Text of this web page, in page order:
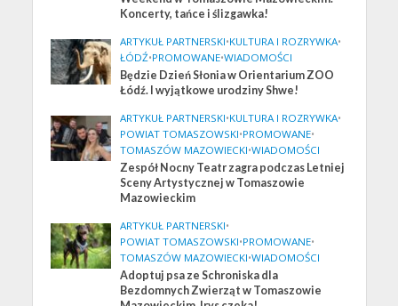
Koncerty, tańce i ślizgawka!
ARTYKUŁ PARTNERSKI•KULTURA I ROZRYWKA•
ŁÓDŹ•PROMOWANE•WIADOMOŚCI
Będzie Dzień Słonia w Orientarium ZOO
Łódź. I wyjątkowe urodziny Shwe!
ARTYKUŁ PARTNERSKI•KULTURA I ROZRYWKA•
POWIAT TOMASZOWSKI•PROMOWANE•
TOMASZÓW MAZOWIECKI•WIADOMOŚCI
Zespół Nocny Teatr zagra podczas Letniej
Sceny Artystycznej w Tomaszowie
Mazowieckim
ARTYKUŁ PARTNERSKI•
POWIAT TOMASZOWSKI•PROMOWANE•
TOMASZÓW MAZOWIECKI•WIADOMOŚCI
Adoptuj psa ze Schroniska dla
Bezdomnych Zwierząt w Tomaszowie